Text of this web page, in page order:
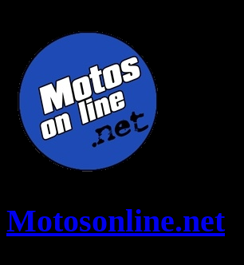
Motosonline.net